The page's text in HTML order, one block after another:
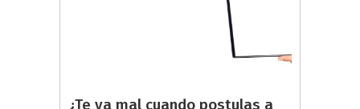
¿Te va mal cuando postulas a